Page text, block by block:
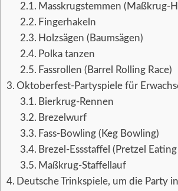
Masskrugstemmen (Maßkrug-
Fingerhakeln
Holzsägen (Baumsägen)
Polka tanzen
Fassrollen (Barrel Rolling Race)
Oktoberfest-Partyspiele für
Bierkrug-Rennen
Brezelwurf
Fass-Bowling (Keg Bowling)
Brezel-Essstaffel (Pretzel Eating
Maßkrug-Staffellauf
Deutsche Trinkspiele, um die Party